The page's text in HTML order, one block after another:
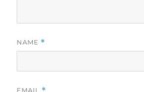
NAME *
EMAIL